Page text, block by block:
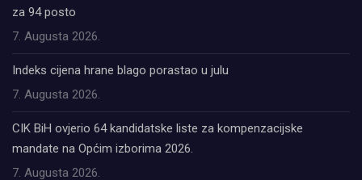
za 94 posto
7. Augusta 2026.
Indeks cijena hrane blago porastao u julu
7. Augusta 2026.
CIK BiH ovjerio 64 kandidatske liste za kompenzacijske
mandate na Općim izborima 2026.
7. Augusta 2026.